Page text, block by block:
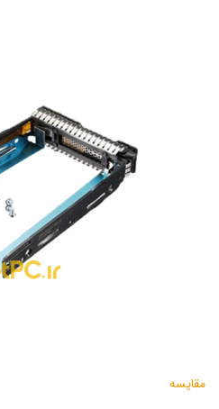
مقایسه